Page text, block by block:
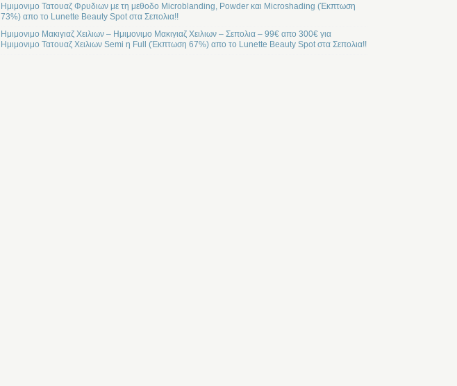
Ημιμονιμο Τατουαζ Φρυδιων με τη μεθοδο Microblanding, Powder και Microshading (Έκπτωση
73%) απο το Lunette Beauty Spot στα Σεπολια!!
Ημιμονιμο Μακιγιαζ Χειλιων – Ημιμονιμο Μακιγιαζ Χειλιων – Σεπολια – 99€ απο 300€ για
Ημιμονιμο Τατουαζ Χειλιων Semi η Full (Έκπτωση 67%) απο το Lunette Beauty Spot στα Σεπολια!!